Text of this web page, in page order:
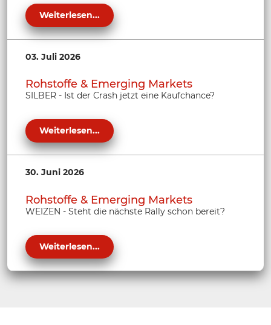
Weiterlesen...
03. Juli 2026
Rohstoffe & Emerging Markets
SILBER - Ist der Crash jetzt eine Kaufchance?
Weiterlesen...
30. Juni 2026
Rohstoffe & Emerging Markets
WEIZEN - Steht die nächste Rally schon bereit?
Weiterlesen...